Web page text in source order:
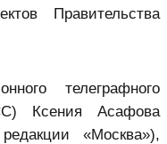
Правительства
телеграфного
Ксения Асафова
«Москва»),